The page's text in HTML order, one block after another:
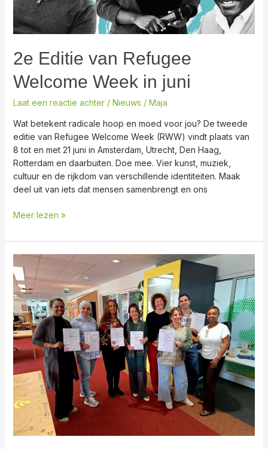
2e Editie van Refugee
Welcome Week in juni
Laat een reactie achter / Nieuws / Maja
Wat betekent radicale hoop en moed voor jou? De tweede
editie van Refugee Welcome Week (RWW) vindt plaats van
8 tot en met 21 juni in Amsterdam, Utrecht, Den Haag,
Rotterdam en daarbuiten. Doe mee. Vier kunst, muziek,
cultuur en de rijkdom van verschillende identiteiten. Maak
deel uit van iets dat mensen samenbrengt en ons
Meer lezen »
nieuwe
voorlichters
opgeleid